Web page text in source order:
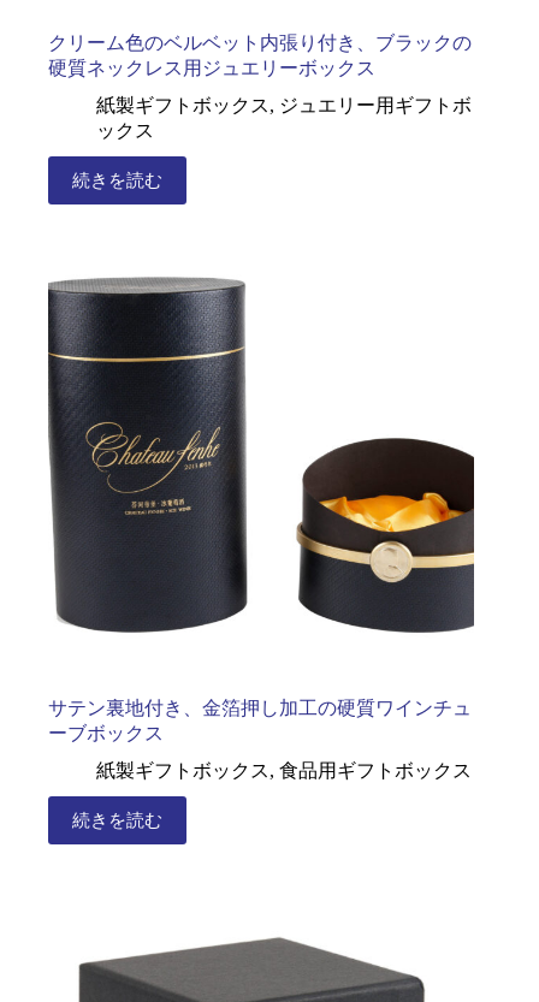
クリーム色のベルベット内張り付き、ブラックの
硬質ネックレス用ジュエリーボックス
紙製ギフトボックス, ジュエリー用ギフトボ
ックス
続きを読む
サテン裏地付き、金箔押し加工の硬質ワインチュ
ーブボックス
紙製ギフトボックス, 食品用ギフトボックス
続きを読む